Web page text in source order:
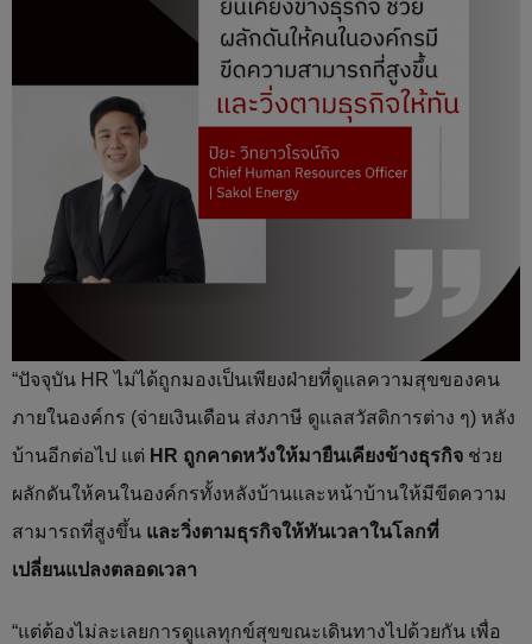
“ปัจจุบัน HR ไม่ได้ถูกมองเป็นเพียงฝ่ายที่ดูแลความสุขของคน
ภายในองค์กร (จ่ายเงินเดือน ส่งภาษี ดูแลสวัสดิการต่าง ๆ) หลัง
บ้านอีกต่อไป แต่ HR ถูกคาดหวังให้มายืนเคียงข้างธุรกิจ ช่วย
ผลักดันให้คนในองค์กรทั้งหลังบ้านและหน้าบ้านให้มีขีดความ
สามารถที่สูงขึ้น และวิ่งตามธุรกิจให้ทันเวลาในโลกที่
เปลี่ยนแปลงตลอดเวลา
“แต่ต้องไม่ละเลยการดูแลทุกข์สุขขณะเดินทางไปด้วยกัน เพื่อ